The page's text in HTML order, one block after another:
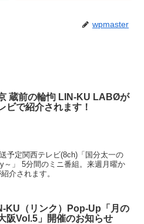
wpmaster
蔵前の輪怐 LIN-KU LABØが
ビで紹介されます！
予定関西テレビ(8ch)「国分太一の
～」 5分間のミニ番組。来週月曜か
介されます。
KU（リンク）Pop-Up「月の
阪Vol.5」開催のお知らせ